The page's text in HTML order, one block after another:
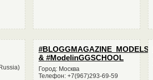
#BLOGGMAGAZINE_MODELS
& #ModelinGGSCHOOL
Город: Москва
Телефон: +7(967)293-69-59